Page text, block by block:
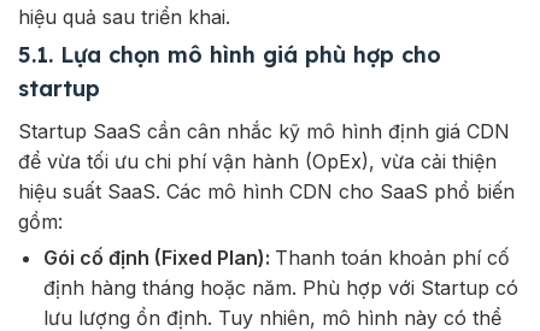
hiệu quả sau triển khai.
5.1. Lựa chọn mô hình giá phù hợp cho
startup
Startup SaaS cần cân nhắc kỹ mô hình định giá CDN
để vừa tối ưu chi phí vận hành (OpEx), vừa cải thiện
hiệu suất SaaS. Các mô hình CDN cho SaaS phổ biến
gồm:
Gói cố định (Fixed Plan): Thanh toán khoản phí cố
định hàng tháng hoặc năm. Phù hợp với Startup có
lưu lượng ổn định. Tuy nhiên, mô hình này có thể